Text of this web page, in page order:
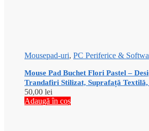
Mousepad-uri, PC Periferice &
Mouse Pad Buchet Flori Pastel –
Trandafiri Stilizat, Suprafață Textilă,
50,00 lei
Adaugă în coș